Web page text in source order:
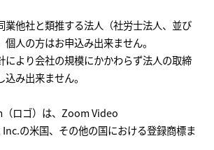
他社と類推する法人（社労士法人、並び
人の方はお申込み出来ません。
より会社の規模にかかわらず法人の取締
み出来ません。
ロゴ）は、Zoom Video
の米国、その他の国における登録商標ま